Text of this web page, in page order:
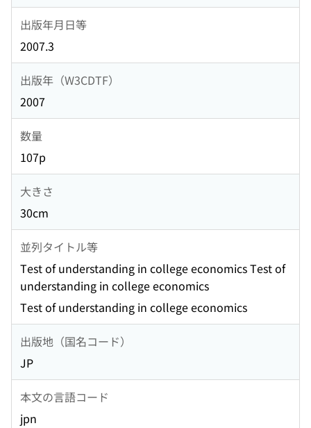
出版年月日等
2007.3
出版年（W3CDTF）
2007
数量
107p
大きさ
30cm
並列タイトル等
Test of understanding in college economics Test of
understanding in college economics
Test of understanding in college economics
出版地（国名コード）
JP
本文の言語コード
jpn